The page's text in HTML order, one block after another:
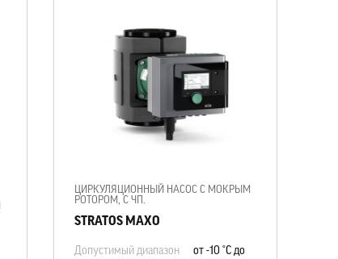
ЦИРКУЛЯЦИОННЫЙ НАСОС С МОКРЫМ
РОТОРОМ, С ЧП.
STRATOS MAXO
Допустимый диапазон
от -10 °C до